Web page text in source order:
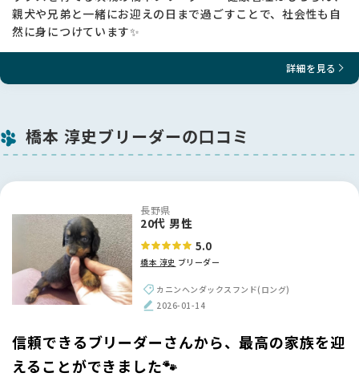
親犬や兄弟と一緒にお迎えの日まで過ごすことで、社会性も自
然に身につけています✨
詳細を見る
橋本 淳史ブリーダーの口コミ
長野県
20代 男性
5.0
橋本 淳史 ブリーダー
カニンヘンダックスフンド(ロング)
2026-01-14
信頼できるブリーダーさんから、最高の家族を迎
えることができました🐾